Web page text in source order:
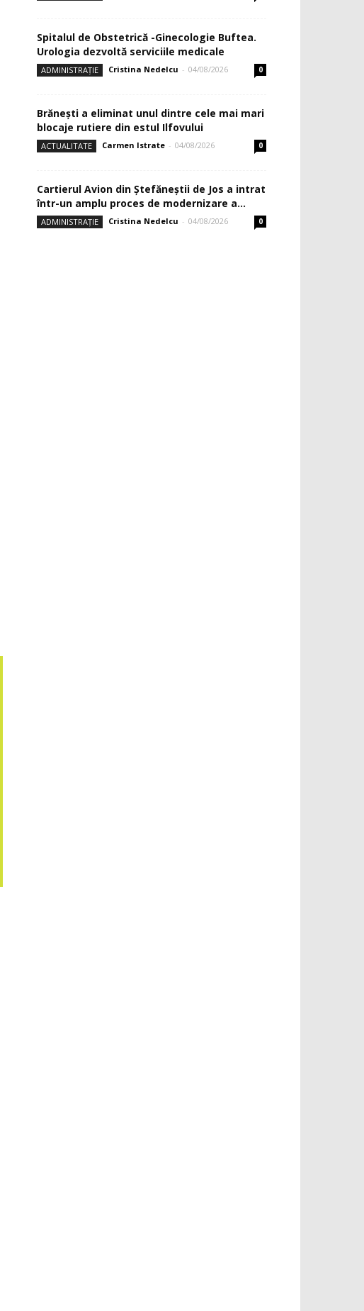
Spitalul de Obstetrică -Ginecologie Buftea.
Urologia dezvoltă serviciile medicale
ADMINISTRAȚIE Cristina Nedelcu - 04/08/2026 0
Brănești a eliminat unul dintre cele mai mari
blocaje rutiere din estul Ilfovului
ACTUALITATE Carmen Istrate - 04/08/2026 0
Cartierul Avion din Ştefăneştii de Jos a intrat
într-un amplu proces de modernizare a...
ADMINISTRAȚIE Cristina Nedelcu - 04/08/2026 0